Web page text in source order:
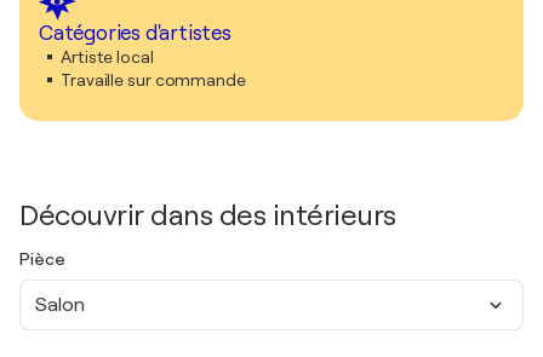
Catégories d'artistes
Artiste local
Travaille sur commande
Découvrir dans des intérieurs
Pièce
Salon